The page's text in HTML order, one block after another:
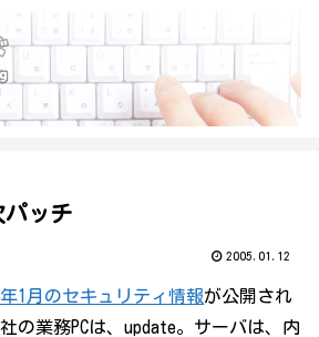
ッチ
2005.01.12
1月のセキュリティ情報が公開され
の業務PCは、update。サーバは、内